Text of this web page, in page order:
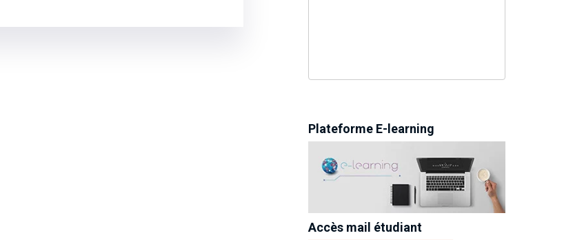
Plateforme E-learning
Accès mail étudiant